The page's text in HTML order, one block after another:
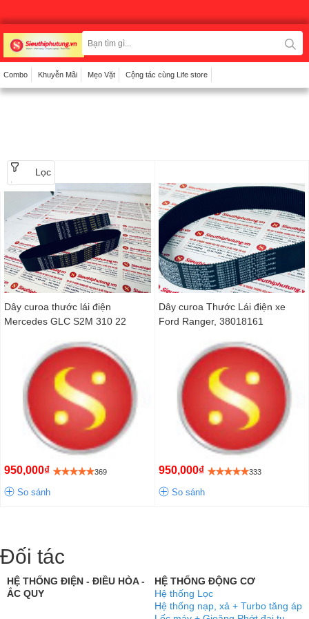
Combo Khuyễn Mãi Mẹo Vặt Cộng tác cùng Life store
Lọc
Dây curoa thước lái điện
Mercedes GLC S2M 310 22
950,000₫ 369
So sánh
Dây curoa Thước Lái điện xe
Ford Ranger, 38018161
950,000₫ 333
So sánh
Đối tác
HỆ THỐNG ĐIỆN - ĐIỀU HÒA -
ẮC QUY
HỆ THỐNG ĐỘNG CƠ
Hệ thống Lọc
Hệ thống nạp, xả + Turbo tăng áp